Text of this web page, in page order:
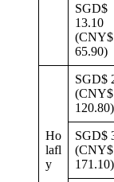
SGD$
13.10
(CNY$
65.90)
Ho
lafl
y
SGD$
(CNY$
120.80)
SGD$
(CNY$
171.10)